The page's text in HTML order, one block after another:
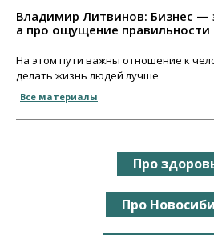
Владимир Литвинов: Бизнес —
а про ощущение правильности
На этом пути важны отношение к
делать жизнь людей лучше
Все материалы
Про
Про